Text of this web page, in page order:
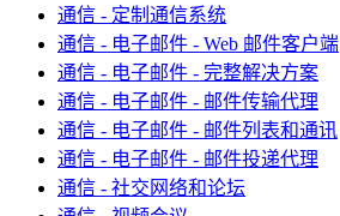
通信 - 定制通信系统
通信 - 电子邮件 - Web 邮件客户端
通信 - 电子邮件 - 完整解决方案
通信 - 电子邮件 - 邮件传输代理
通信 - 电子邮件 - 邮件列表和通讯
通信 - 电子邮件 - 邮件投递代理
通信 - 社交网络和论坛